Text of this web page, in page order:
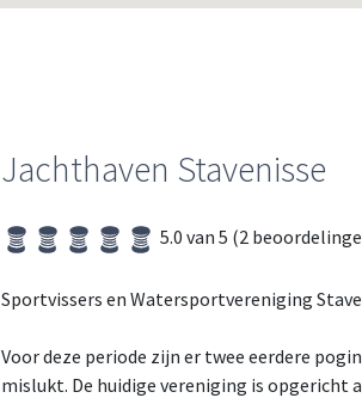
Jachthaven Stavenisse
5.0 van 5 (2
Sportvissers en Watersportvereniging
Voor deze periode zijn er twee eerdere
mislukt. De huidige vereniging is opgericht